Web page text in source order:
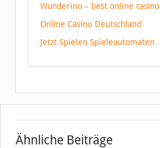
Wunderino – best online casino
Online Casino Deutschland
Jetzt Spielen Spieleautomaten
Ähnliche Beiträge